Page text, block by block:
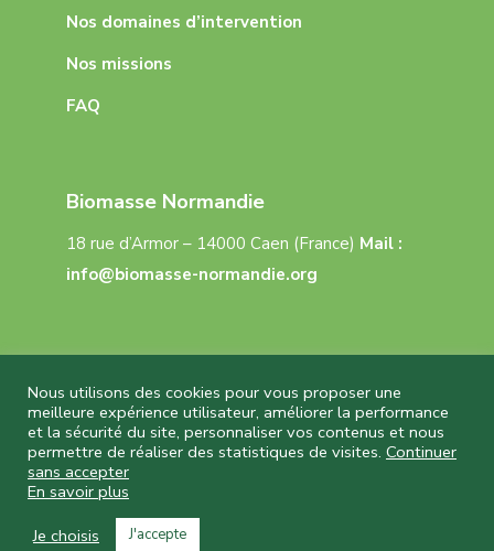
Nos domaines d’intervention
Nos missions
FAQ
Biomasse Normandie
18 rue d’Armor – 14000 Caen (France) Mail :
info@biomasse-normandie.org
Biomasse Normandie © 2026 Tous droits réservés
– RéalisationCapture Communication –
Mentions légales
Nous utilisons des cookies pour vous proposer une
meilleure expérience utilisateur, améliorer la performance
et la sécurité du site, personnaliser vos contenus et nous
permettre de réaliser des statistiques de visites. Continuer
sans accepter
En savoir plus
Je choisis
J'accepte